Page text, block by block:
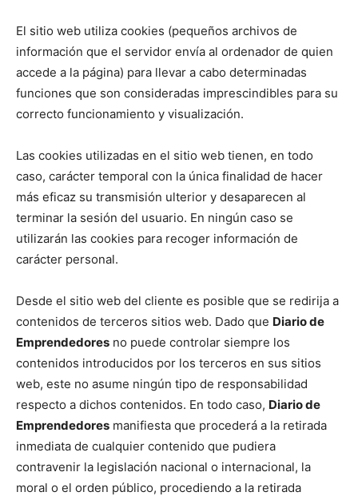
El sitio web utiliza cookies (pequeños archivos de
información que el servidor envía al ordenador de quien
accede a la página) para llevar a cabo determinadas
funciones que son consideradas imprescindibles para su
correcto funcionamiento y visualización.
Las cookies utilizadas en el sitio web tienen, en todo
caso, carácter temporal con la única finalidad de hacer
más eficaz su transmisión ulterior y desaparecen al
terminar la sesión del usuario. En ningún caso se
utilizarán las cookies para recoger información de
carácter personal.
Desde el sitio web del cliente es posible que se redirija a
contenidos de terceros sitios web. Dado que Diario de
Emprendedores no puede controlar siempre los
contenidos introducidos por los terceros en sus sitios
web, este no asume ningún tipo de responsabilidad
respecto a dichos contenidos. En todo caso, Diario de
Emprendedores manifiesta que procederá a la retirada
inmediata de cualquier contenido que pudiera
contravenir la legislación nacional o internacional, la
moral o el orden público, procediendo a la retirada